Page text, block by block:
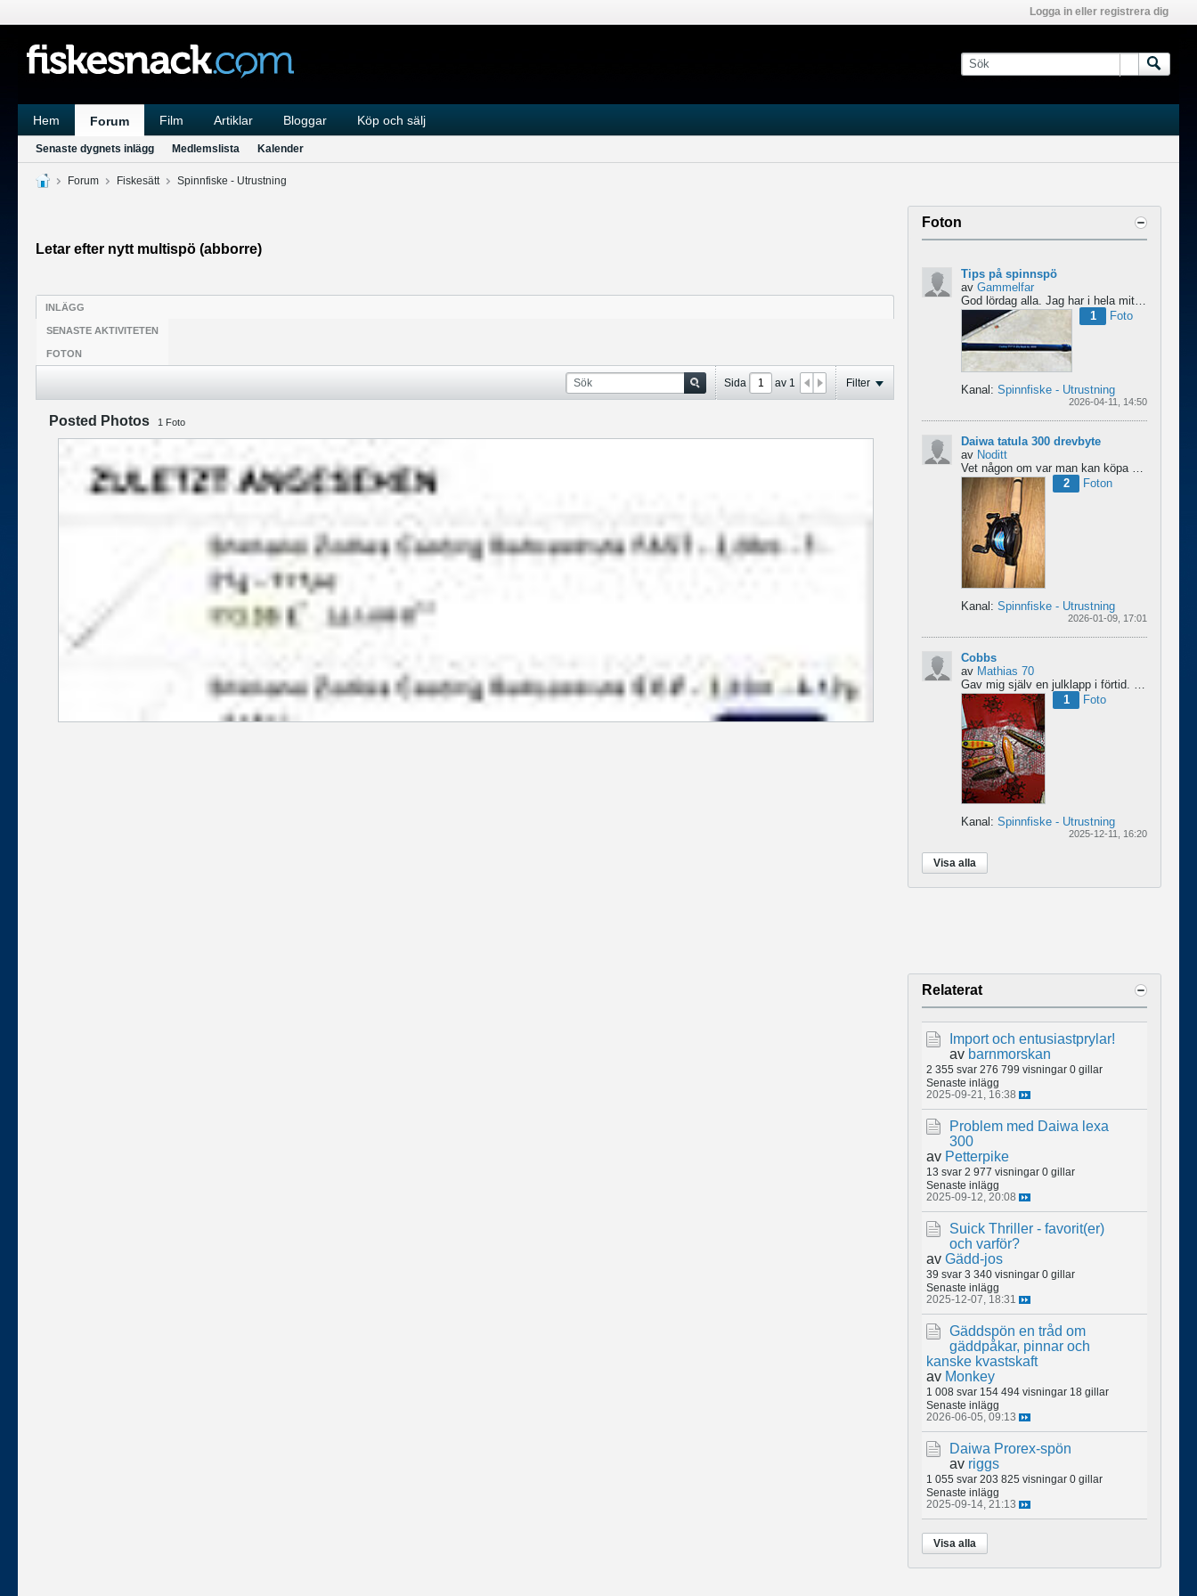
Logga in eller registrera dig
Hem Forum Film Artiklar Bloggar Köp och sälj
Senaste dygnets inlägg Medlemslista Kalender
Forum Fiskesätt Spinnfiske - Utrustning
Letar efter nytt multispö (abborre)
INLÄGG
SENASTE AKTIVITETEN
FOTON
Sida av 1 Filter
Posted Photos 1 Foto
Foton
Tips på spinnspö
av Gammelfar
God lördag alla. Jag har i hela mitt liv fiskat med haspel och har för något år sedan hittat min...
1
Foto
Kanal: Spinnfiske - Utrustning
2026-04-11, 14:50
Daiwa tatula 300 drevbyte
av Noditt
Vet någon om var man kan köpa drev till den rullen så den blir lågutväxlad har en japansk 8.1 det är...
2
Foton
Kanal: Spinnfiske - Utrustning
2026-01-09, 17:01
Cobbs
av Mathias 70
1
Foto
Kanal: Spinnfiske - Utrustning
2025-12-11, 16:20
Visa alla
Relaterat
Import och entusiastprylar!
av barnmorskan
2 355 svar 276 799 visningar 0 gillar
Senaste inlägg
2025-09-21, 16:38
Problem med Daiwa lexa
300
av Petterpike
13 svar 2 977 visningar 0 gillar
Senaste inlägg
2025-09-12, 20:08
Suick Thriller - favorit(er)
och varför?
av Gädd-jos
39 svar 3 340 visningar 0 gillar
Senaste inlägg
2025-12-07, 18:31
Gäddspön en tråd om
gäddpåkar, pinnar och
kanske kvastskaft
av Monkey
1 008 svar 154 494 visningar 18 gillar
Senaste inlägg
2026-06-05, 09:13
Daiwa Prorex-spön
av riggs
1 055 svar 203 825 visningar 0 gillar
Senaste inlägg
2025-09-14, 21:13
Visa alla